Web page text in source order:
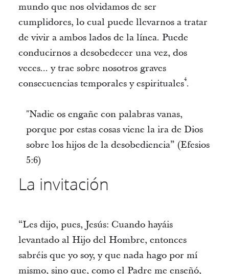
mundo que nos olvidamos de ser
cumplidores, lo cual puede llevarnos a tratar
de vivir a ambos lados de la línea. Puede
conducirnos a desobedecer una vez, dos
veces... y trae sobre nosotros graves
consecuencias temporales y espirituales4.
"Nadie os engañe con palabras vanas,
porque por estas cosas viene la ira de Dios
sobre los hijos de la desobediencia” (Efesios
5:6)
La invitación
“Les dijo, pues, Jesús: Cuando hayáis
levantado al Hijo del Hombre, entonces
sabréis que yo soy, y que nada hago por mí
mismo, sino que, como el Padre me enseñó,